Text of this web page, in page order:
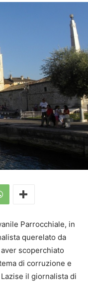
Parrocchiale, in
querelato da
scoperchiato
di corruzione e
il giornalista di